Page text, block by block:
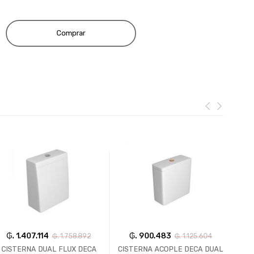
Comprar
₲. 1.407.114 ₲. 1.758.892
CISTERNA DUAL FLUX DECA
₲. 900.483 ₲. 1.125.604
CISTERNA ACOPLE DECA DUAL